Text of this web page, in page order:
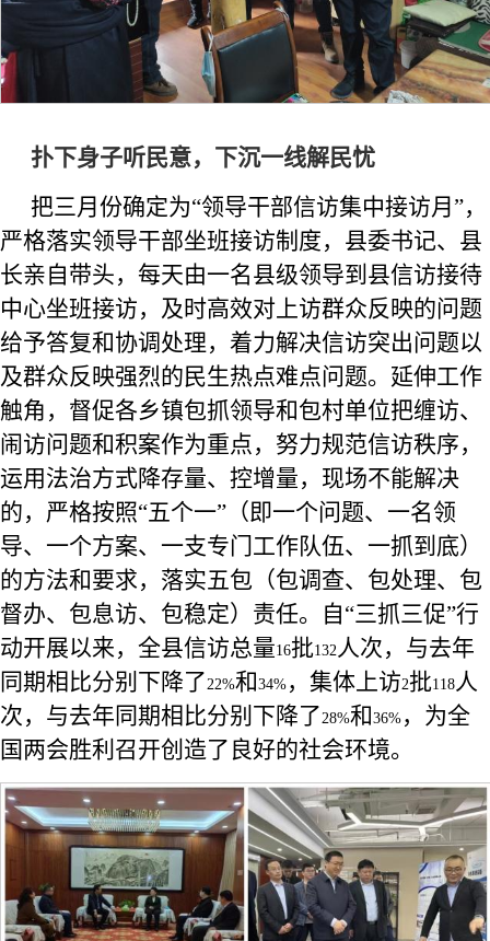
扑下身子听民意，下沉一线解民忧
把三月份确定为“领导干部信访集中接访月”，
严格落实领导干部坐班接访制度，县委书记、县
长亲自带头，每天由一名县级领导到县信访接待
中心坐班接访，及时高效对上访群众反映的问题
给予答复和协调处理，着力解决信访突出问题以
及群众反映强烈的民生热点难点问题。延伸工作
触角， 督促各乡镇包抓领导和包村单位把缠访、
闹访问题和积案作为重点，努力规范信访秩序，
运用法治方式降存量、控增量， 现场不能解决
的，严格按照“五个一”（即一个问题、一名领
导、一个方案、一支专门工作队伍、一抓到底）
的方法和要求，落实五包（包调查、包处理、包
督办、包息访、包稳定）责任。自“三抓三促”行
动开展以来，全县信访总量16批132 人次，与去年
同期相比分别下降了 22%和34% ，集体上访2批118人
次，与去年同期相比分别下降了 28%和36% ，为全
国两会胜利召开创造了良好的社会环境。